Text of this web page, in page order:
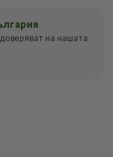
на нашата